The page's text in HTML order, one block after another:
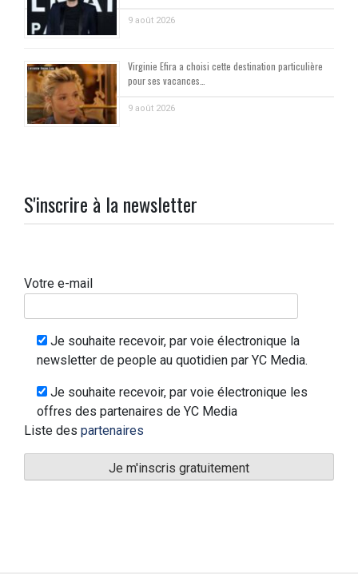
9 août 2026
Virginie Efira a choisi cette destination particulière
pour ses vacances…
9 août 2026
S'inscrire à la newsletter
Votre e-mail
Je souhaite recevoir, par voie électronique la
newsletter de people au quotidien par YC Media.
Je souhaite recevoir, par voie électronique les
offres des partenaires de YC Media
Liste des partenaires